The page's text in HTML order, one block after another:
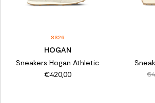
SS26
HOGAN
Sneakers Hogan Athletic
€420,00